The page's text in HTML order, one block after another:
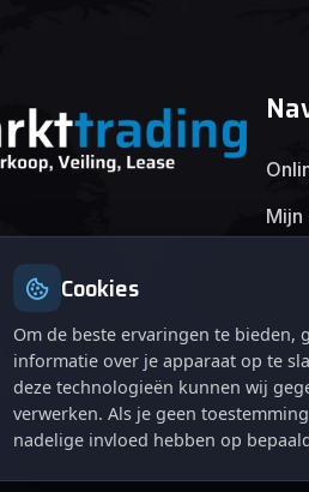
Mijn
Cookies
Om de beste ervaringen te
informatie over je apparaat op te
deze technologieën kunnen wij
verwerken. Als je geen
nadelige invloed hebben op